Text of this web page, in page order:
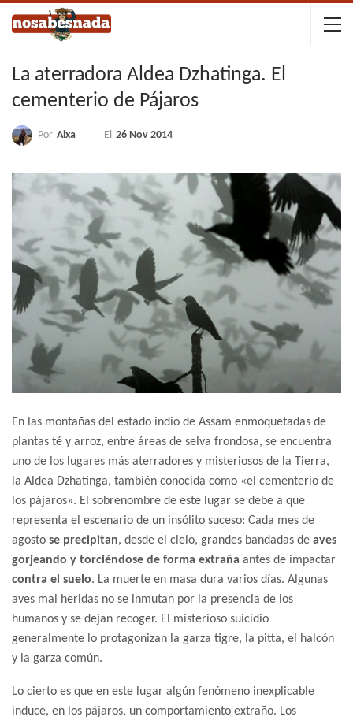
La aterradora Aldea Dzhatinga. El
cementerio de Pájaros
Por Aixa El 26 Nov 2014
En las montañas del estado indio de Assam enmoquetadas de
plantas té y arroz, entre áreas de selva frondosa, se encuentra
uno de los lugares más aterradores y misteriosos de la Tierra,
la Aldea Dzhatinga, también conocida como «el cementerio de
los pájaros». El sobrenombre de este lugar se debe a que
representa el escenario de un insólito suceso: Cada mes de
agosto se precipitan, desde el cielo, grandes bandadas de aves
gorjeando y torciéndose de forma extraña antes de impactar
contra el suelo. La muerte en masa dura varios días. Algunas
aves mal heridas no se inmutan por la presencia de los
humanos y se dejan recoger. El misterioso suicidio
generalmente lo protagonizan la garza tigre, la pitta, el halcón
y la garza común.
Lo cierto es que en este lugar algún fenómeno inexplicable
induce, en los pájaros, un comportamiento extraño. Los